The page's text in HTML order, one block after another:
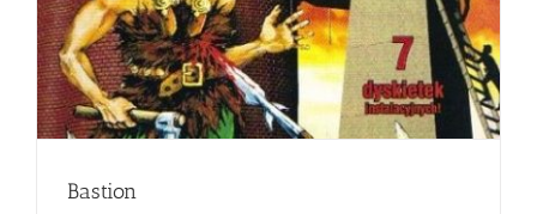
Bastion